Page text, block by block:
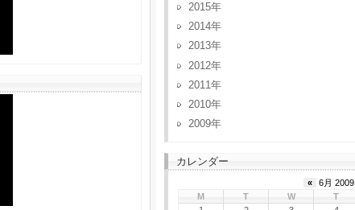
2015
2014
2013
2012
2011
2010
2009
カレンダー
« 6月 2009
M
T W T